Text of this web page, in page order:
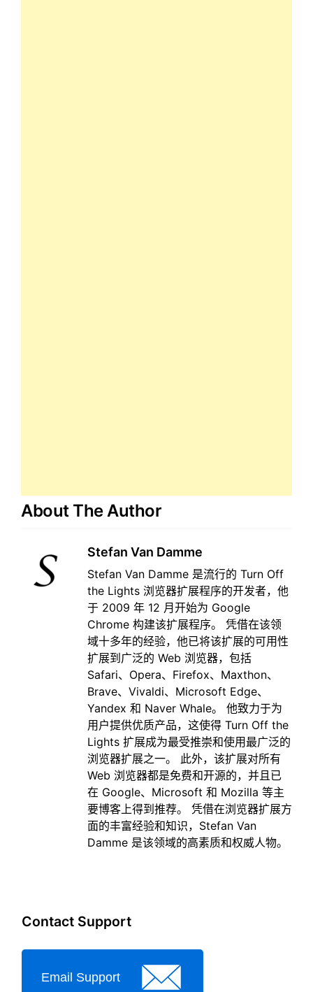
About The Author
Stefan Van Damme
Stefan Van Damme 是流行的 Turn Off
the Lights 浏览器扩展程序的开发者，他
于 2009 年 12 月开始为 Google
Chrome 构建该扩展程序。 凭借在该领
域十多年的经验，他已将该扩展的可用性
扩展到广泛的 Web 浏览器，包括
Safari、Opera、Firefox、Maxthon、
Brave、Vivaldi、Microsoft Edge、
Yandex 和 Naver Whale。 他致力于为
用户提供优质产品，这使得 Turn Off the
Lights 扩展成为最受推崇和使用最广泛的
浏览器扩展之一。 此外，该扩展对所有
Web 浏览器都是免费和开源的，并且已
在 Google、Microsoft 和 Mozilla 等主
要博客上得到推荐。 凭借在浏览器扩展方
面的丰富经验和知识，Stefan Van
Damme 是该领域的高素质和权威人物。
Contact Support
Email Support